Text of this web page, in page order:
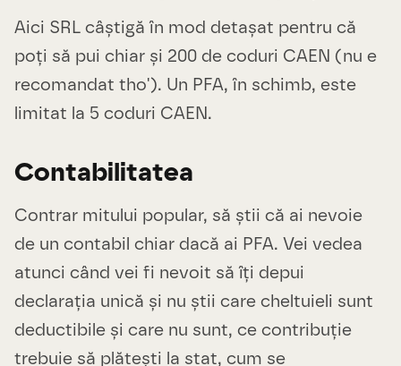
Aici SRL câștigă în mod detașat pentru că
poți să pui chiar și 200 de coduri CAEN (nu e
recomandat tho'). Un PFA, în schimb, este
limitat la 5 coduri CAEN.
Contabilitatea
Contrar mitului popular, să știi că ai nevoie
de un contabil chiar dacă ai PFA. Vei vedea
atunci când vei fi nevoit să îți depui
declarația unică și nu știi care cheltuieli sunt
deductibile și care nu sunt, ce contribuție
trebuie să plătești la stat, cum se